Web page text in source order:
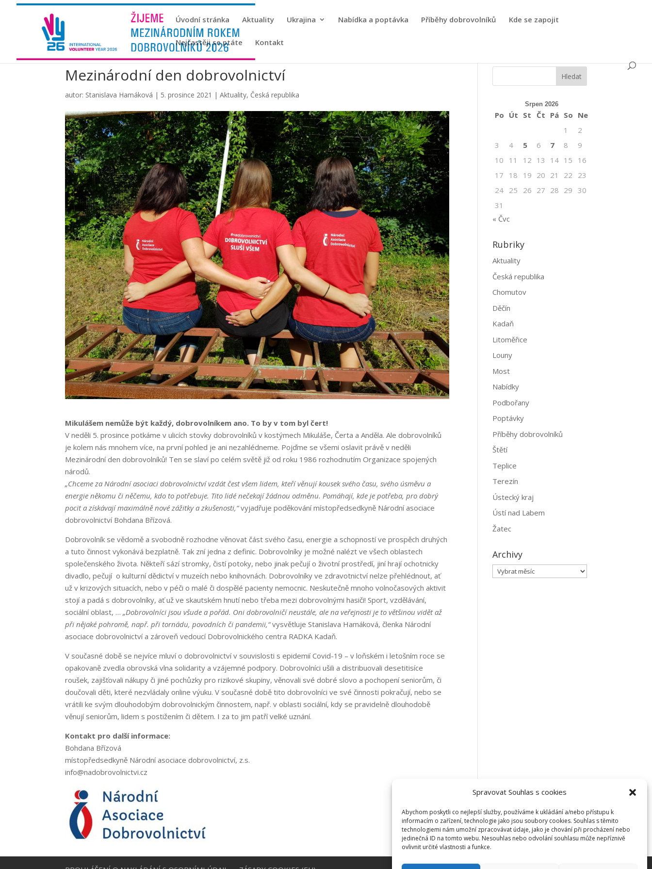
Spravovat Souhlas s cookies
Abychom poskytli co nejlepší služby, používáme k ukládání a/nebo přístupu k
informacím o zařízení, technologie jako jsou soubory cookies. Souhlas s těmito
technologiemi nám umožní zpracovávat údaje, jako je chování při procházení nebo
jedinečná ID na tomto webu. Nesouhlas nebo odvolání souhlasu může nepříznivě
ovlivnit určité vlastnosti a funkce.
Úvodní stránka Aktuality Ukrajina Nabídka a poptávka Příběhy dobrovolníků Kde se zapojit
Nejčastěji se ptáte Kontakt
Mezinárodní den dobrovolnictví
autor: Stanislava Hamáková | 5. prosince 2021 |Aktuality, Česká republika
Mikulášem nemůže být každý, dobrovolníkem ano. To by v tom byl čert!
V neděli 5. prosince potkáme v ulicích stovky dobrovolníků v kostýmech Mikuláše, Čerta a Anděla. Ale dobrovolníků
je kolem nás mnohem více, na první pohled je ani nezahlédneme. Pojďme se všemi oslavit právě v neděli
Mezinárodní den dobrovolníků! Ten se slaví po celém světě již od roku 1986 rozhodnutím Organizace spojených
národů.
„Chceme za Národní asociaci dobrovolnictví vzdát čest všem lidem, kteří věnují kousek svého času, svého úsměvu a
energie někomu či něčemu, kdo to potřebuje. Tito lidé nečekají žádnou odměnu. Pomáhají, kde je potřeba, pro dobrý
pocit a získávají maximálně nové zážitky a zkušenosti,“vyjadřuje poděkování místopředsedkyně Národní asociace
dobrovolnictví Bohdana Břízová.
Dobrovolník se vědomě a svobodně rozhodne věnovat část svého času, energie a schopností ve prospěch druhých
a tuto činnost vykonává bezplatně. Tak zní jedna z definic. Dobrovolníky je možné nalézt ve všech oblastech
společenského života. Někteří sází stromky, čistí potoky, nebo jinak pečují o životní prostředí, jiní hrají ochotnicky
divadlo, pečují o kulturní dědictví v muzeích nebo knihovnách. Dobrovolníky ve zdravotnictví nelze přehlédnout, ať
už v krizových situacích, nebo v péči o malé či dospělé pacienty nemocnic. Neskutečně mnoho volnočasových aktivit
stojí a padá s dobrovolníky, ať už ve skautském hnutí nebo třeba mezi dobrovolnými hasiči! Sport, vzdělávání,
sociální oblast, …„Dobrovolníci jsou všude a pořád. Oni dobrovolničí neustále, ale na veřejnosti je to většinou vidět až
při nějaké pohromě, např. při tornádu, povodních či pandemii,“vysvětluje Stanislava Hamáková, členka Národní
asociace dobrovolnictví a zároveň vedoucí Dobrovolnického centra RADKA Kadaň.
V současné době se nejvíce mluví o dobrovolnictví v souvislosti s epidemií Covid-19 – v loňském i letošním roce se
opakovaně zvedla obrovská vlna solidarity a vzájemné podpory. Dobrovolníci ušili a distribuovali desetitisíce
roušek, zajišťovali nákupy či jiné pochůzky pro rizikové skupiny, věnovali své dobré slovo a pochopení seniorům, či
doučovali děti, které nezvládaly online výuku. V současné době tito dobrovolníci ve své činnosti pokračují, nebo se
vrátili ke svým dlouhodobým dobrovolnickým činnostem, např. v oblasti sociální, kdy se pravidelně dlouhodobě
věnují seniorům, lidem s postižením či dětem. I za to jim patří velké uznání.
Kontakt pro další informace:
Bohdana Břízová
místopředsedkyně Národní asociace dobrovolnictví, z.s.
info@nadobrovolnictvi.cz
Srpen 2026
Po Út St Čt Pá So Ne
1
2
3
4 5 6 7 8
9
10
11 12 13 14 15
16
17
18 19 20 21 22
23
24 25 26 27 28 29
30
31
« Čvc
Rubriky
Aktuality
Česká republika
Chomutov
Děčín
Kadaň
Litoměřice
Louny
Most
Nabídky
Podbořany
Poptávky
Příběhy dobrovolníků
Štětí
Teplice
Terezín
Ústecký kraj
Ústí nad Labem
Žatec
Archivy
Archivy